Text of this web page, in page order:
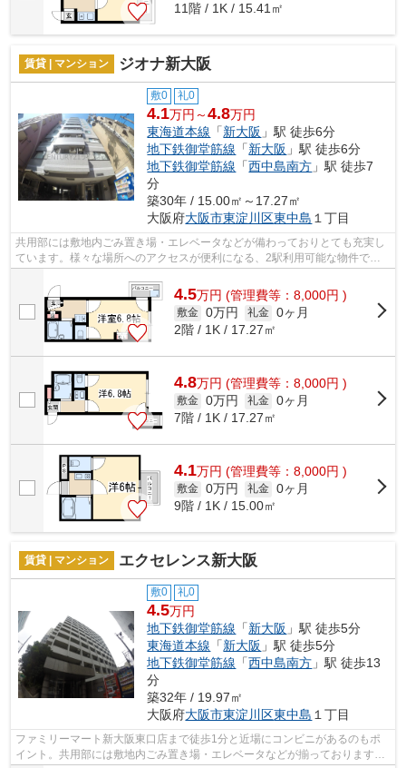
11階 / 1K / 15.41㎡
賃貸 | マンション ジオナ新大阪
敷0 礼0
4.1万円～4.8万円
東海道本線 「新大阪 」駅 徒歩6分
地下鉄御堂筋線 「新大阪 」駅 徒歩6分
地下鉄御堂筋線 「西中島南方 」駅 徒歩7
分
築30年 / 15.00㎡～17.27㎡
大阪府大阪市東淀川区東中島 １丁目
共用部には敷地内ごみ置き場・エレベータなどが備わっておりとても充実し
ています。様々な場所へのアクセスが便利になる、2駅利用可能な物件で
す。通風良好で常に新鮮な空気を送り込む...
4.5万円 (管理費等：8,000円 )
敷金 0万円 礼金 0ヶ月
2階 / 1K / 17.27㎡
4.8万円 (管理費等：8,000円 )
敷金 0万円 礼金 0ヶ月
7階 / 1K / 17.27㎡
4.1万円 (管理費等：8,000円 )
敷金 0万円 礼金 0ヶ月
9階 / 1K / 15.00㎡
賃貸 | マンション エクセレンス新大阪
敷0 礼0
4.5万円
地下鉄御堂筋線 「新大阪 」駅 徒歩5分
東海道本線 「新大阪 」駅 徒歩5分
地下鉄御堂筋線 「西中島南方 」駅 徒歩13
分
築32年 / 19.97㎡
大阪府大阪市東淀川区東中島 １丁目
ファミリーマート新大阪東口店まで徒歩1分と近場にコンビニがあるのもポ
イント。共用部には敷地内ごみ置き場・エレベータなどが揃っております。